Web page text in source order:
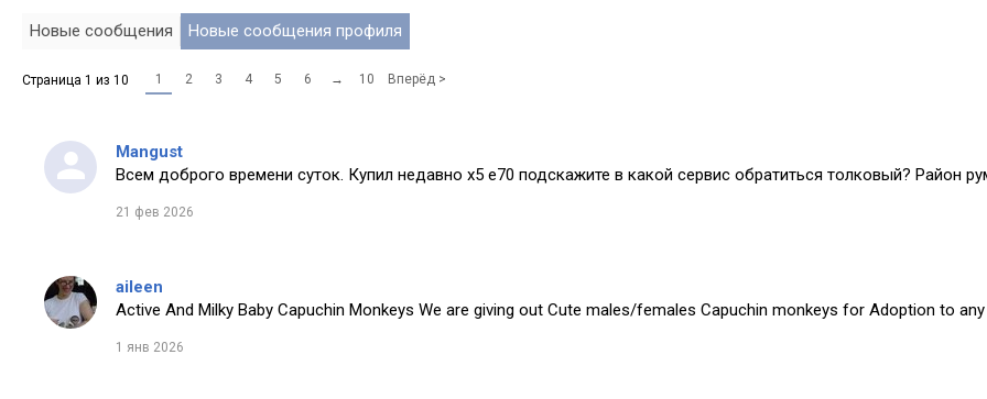
Новые сообщения Новые сообщения профиля
Страница 1 из 10 1 2 3 4 5 6 → 10 Вперёд >
Mangust
Всем доброго времени суток. Купил недавно х5 е70 подскажите в какой сервис обратиться толковый? Район
21 фев 2026
aileen
Active And Milky Baby Capuchin Monkeys We are giving out Cute males/females Capuchin monkeys for Adoption to
1 янв 2026